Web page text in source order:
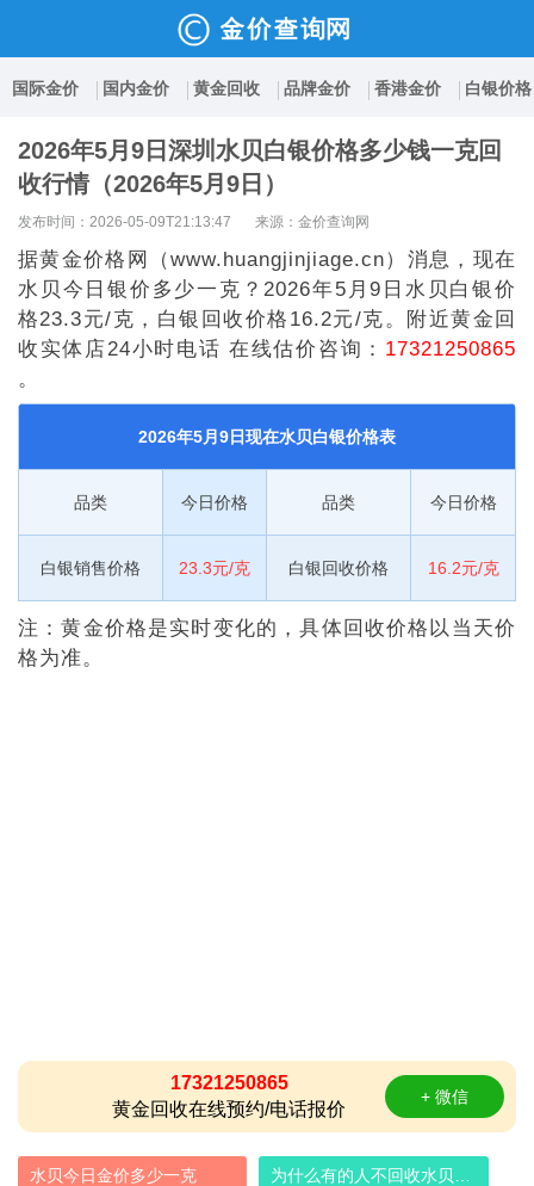
国际金价 国内金价 黄金回收 品牌金价 香港金价 白银价格
2026年5月9日深圳水贝白银价格多少钱一克回
收行情（2026年5月9日）
发布时间：2026-05-09T21:13:47 来源：金价查询网
据黄金价格网（www.huangjinjiage.cn）消息，现在
水贝今日银价多少一克？2026年5月9日水贝白银价
格23.3元/克，白银回收价格16.2元/克。附近黄金回
收实体店24小时电话 在线估价咨询： 17321250865
。
2026年5月9日现在水贝白银价格表
品类 今日价格 品类 今日价格
白银销售价格 23.3元/克 白银回收价格 16.2元/克
注：黄金价格是实时变化的，具体回收价格以当天价
格为准。
17321250865
黄金回收在线预约/电话报价
+ 微信
水贝今日金价多少一克